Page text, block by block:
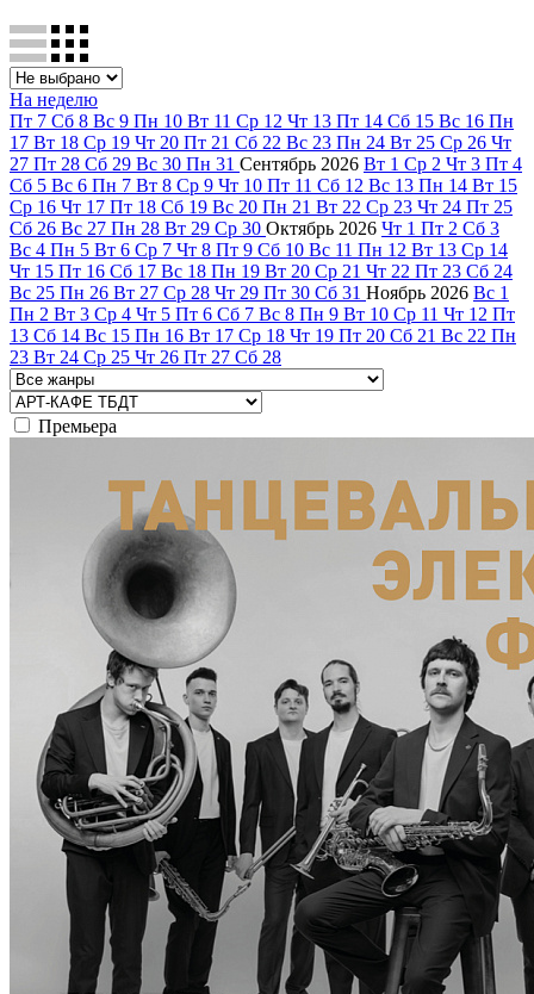
На неделю
Пт 7 Сб 8 Вс 9 Пн 10 Вт 11 Ср 12 Чт 13 Пт 14 Сб 15 Вс 16 Пн
17 Вт 18 Ср 19 Чт 20 Пт 21 Сб 22 Вс 23 Пн 24 Вт 25 Ср 26 Чт
27 Пт 28 Сб 29 Вс 30 Пн 31 Сентябрь 2026 Вт 1 Ср 2 Чт 3 Пт 4
Сб 5 Вс 6 Пн 7 Вт 8 Ср 9 Чт 10 Пт 11 Сб 12 Вс 13 Пн 14 Вт 15
Ср 16 Чт 17 Пт 18 Сб 19 Вс 20 Пн 21 Вт 22 Ср 23 Чт 24 Пт 25
Сб 26 Вс 27 Пн 28 Вт 29 Ср 30 Октябрь 2026 Чт 1 Пт 2 Сб 3
Вс 4 Пн 5 Вт 6 Ср 7 Чт 8 Пт 9 Сб 10 Вс 11 Пн 12 Вт 13 Ср 14
Чт 15 Пт 16 Сб 17 Вс 18 Пн 19 Вт 20 Ср 21 Чт 22 Пт 23 Сб 24
Вс 25 Пн 26 Вт 27 Ср 28 Чт 29 Пт 30 Сб 31 Ноябрь 2026 Вс 1
Пн 2 Вт 3 Ср 4 Чт 5 Пт 6 Сб 7 Вс 8 Пн 9 Вт 10 Ср 11 Чт 12 Пт
13 Сб 14 Вс 15 Пн 16 Вт 17 Ср 18 Чт 19 Пт 20 Сб 21 Вс 22 Пн
23 Вт 24 Ср 25 Чт 26 Пт 27 Сб 28
Премьера